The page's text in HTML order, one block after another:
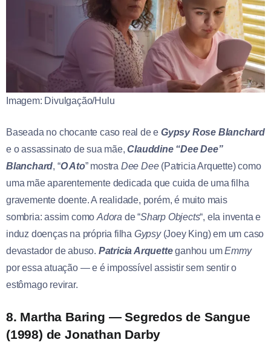
Imagem: Divulgação/Hulu
Baseada no chocante caso real de e Gypsy Rose Blanchard
e o assassinato de sua mãe,Clauddine “Dee Dee”
Blanchard, “O Ato” mostra Dee Dee(Patricia Arquette) como
uma mãe aparentemente dedicada que cuida de uma filha
gravemente doente. A realidade, porém, é muito mais
sombria: assim comoAdora de “Sharp Objects“, ela inventa e
induz doenças na própria filha Gypsy(Joey King) em um caso
devastador de abuso. Patricia Arquetteganhou umEmmy
por essa atuação — e é impossível assistir sem sentir o
estômago revirar.
8. Martha Baring — Segredos de Sangue
(1998) de Jonathan Darby